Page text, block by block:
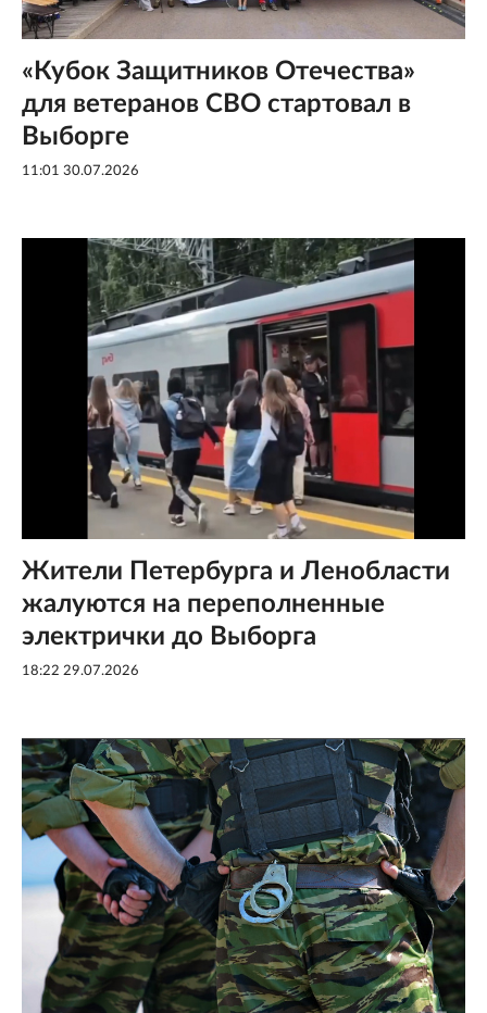
«Кубок Защитников Отечества»
для ветеранов СВО стартовал в
Выборге
11:01 30.07.2026
Жители Петербурга и Ленобласти
жалуются на переполненные
электрички до Выборга
18:22 29.07.2026